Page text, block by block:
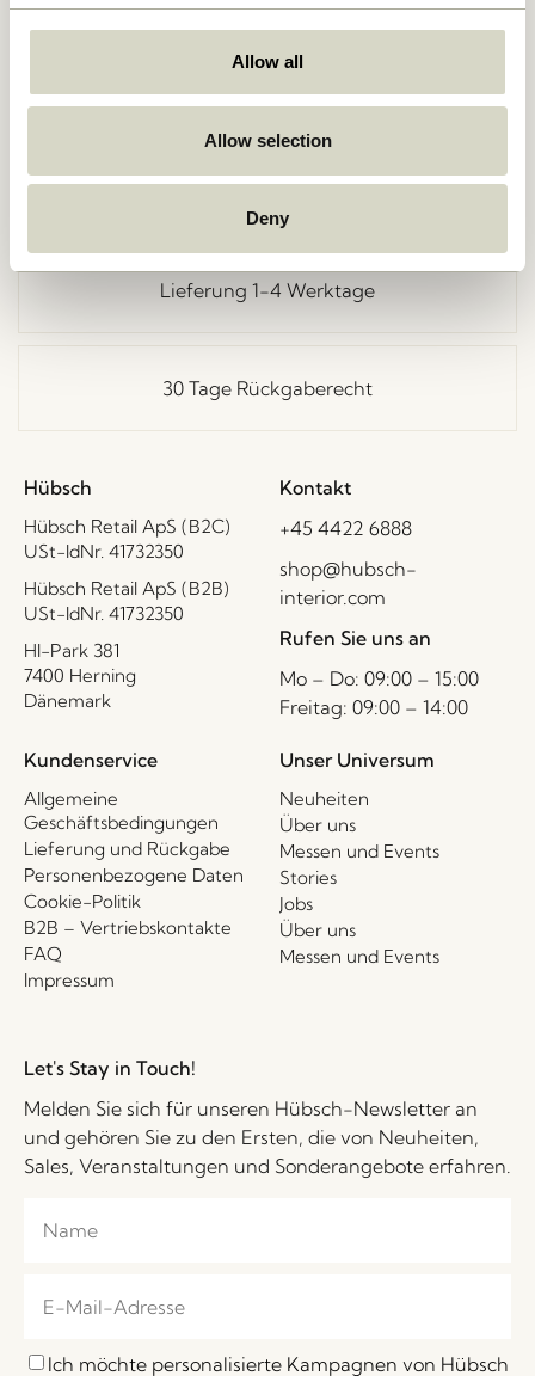
Allow all
Allow selection
Deny
Kostenlose Lieferung über499 DKK*
Lieferung 1-4 Werktage
30 Tage Rückgaberecht
Hübsch
Hübsch Retail ApS (B2C)
USt-IdNr. 41732350
Hübsch Retail ApS (B2B)
USt-IdNr. 41732350
HI-Park 381
7400 Herning
Dänemark
Kontakt
+45 4422 6888
shop@hubsch-
interior.com
Rufen Sie uns an
Mo – Do: 09:00 – 15:00
Freitag: 09:00 – 14:00
Kundenservice
Allgemeine
Geschäftsbedingungen
Lieferung und Rückgabe
Personenbezogene Daten
Cookie-Politik
B2B – Vertriebskontakte
FAQ
Impressum
Unser Universum
Neuheiten
Über uns
Messen und Events
Stories
Jobs
Über uns
Messen und Events
Let's Stay in Touch!
Melden Sie sich für unseren Hübsch-Newsletter an
und gehören Sie zu den Ersten, die von Neuheiten,
Sales, Veranstaltungen und Sonderangebote erfahren.
Ich möchte personalisierte Kampagnen von Hübsch